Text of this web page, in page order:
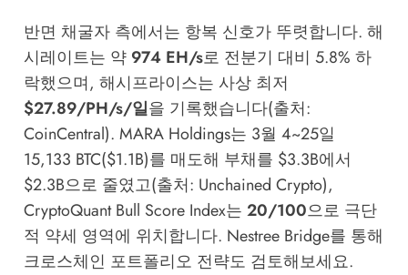
반면 채굴자 측에서는 항복 신호가 뚜렷합니다. 해
시레이트는 약 974 EH/s로 전분기 대비 5.8% 하
락했으며, 해시프라이스는 사상 최저
$27.89/PH/s/일을 기록했습니다(출처:
CoinCentral). MARA Holdings는 3월 4~25일
15,133 BTC($1.1B)를 매도해 부채를 $3.3B에서
$2.3B으로 줄였고(출처: Unchained Crypto),
CryptoQuant Bull Score Index는 20/100으로 극단
적 약세 영역에 위치합니다. Nestree Bridge를 통해
크로스체인 포트폴리오 전략도 검토해보세요.